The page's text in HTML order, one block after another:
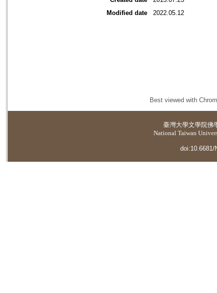
Modified date
2022.05.12
Best viewed with
臺灣大學文學院佛
National Taiwan
doi:10.6681/